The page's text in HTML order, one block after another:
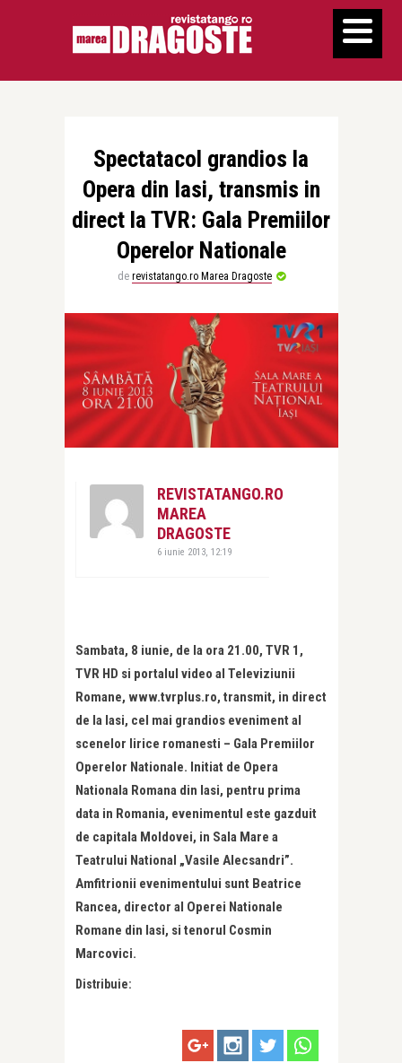
Spectatacol grandios la
Opera din Iasi, transmis in
direct la TVR: Gala Premiilor
Operelor Nationale
de revistatango.ro Marea Dragoste
REVISTATANGO.RO
MAREA
DRAGOSTE
6 iunie 2013, 12:19
Sambata, 8 iunie, de la ora 21.00, TVR 1,
TVR HD si portalul video al Televiziunii
Romane, www.tvrplus.ro, transmit, in direct
de la Iasi, cel mai grandios eveniment al
scenelor lirice romanesti – Gala Premiilor
Operelor Nationale. Initiat de Opera
Nationala Romana din Iasi, pentru prima
data in Romania, evenimentul este gazduit
de capitala Moldovei, in Sala Mare a
Teatrului National „Vasile Alecsandri”.
Amfitrionii evenimentului sunt Beatrice
Rancea, director al Operei Nationale
Romane din Iasi, si tenorul Cosmin
Marcovici.
Distribuie: